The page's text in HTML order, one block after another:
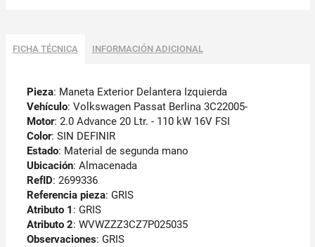
FICHA TÉCNICA INFORMACIÓN ADICIONAL
Pieza: Maneta Exterior Delantera Izquierda
Vehículo: Volkswagen Passat Berlina 3C22005-
Motor: 2.0 Advance 20 Ltr. - 110 kW 16V FSI
Color: SIN DEFINIR
Estado: Material de segunda mano
Ubicación: Almacenada
RefID: 2699336
Referencia pieza: GRIS
Atributo 1 : GRIS
Atributo 2: WVWZZZ3CZ7P025035
Observaciones: GRIS